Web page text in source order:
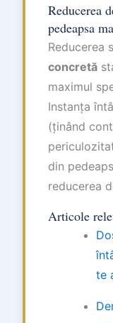
Reducerea
pedeapsa
Reducerea
concretă
maximul
Instanța
(ținând
din
reducerea
Articole
te